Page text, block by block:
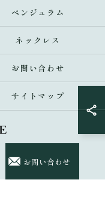
お問い合わせ
ペンジュラム
ネックレス
お問い合わせ
サイトマップ
ングル 大名 ALL RIGHTS